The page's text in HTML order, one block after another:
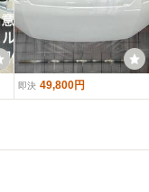
即決 49,800円